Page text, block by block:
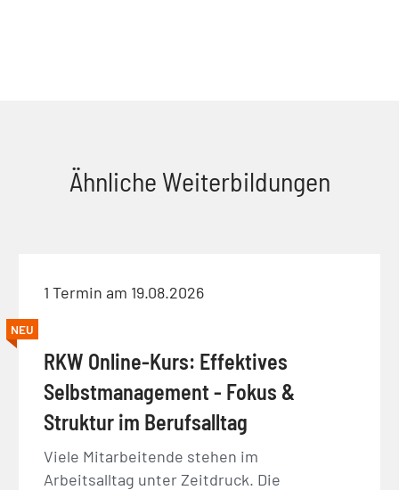
Ähnliche Weiterbildungen
1 Termin am 19.08.2026
NEU
RKW Online-Kurs: Effektives
Selbstmanagement - Fokus &
Struktur im Berufsalltag
Viele Mitarbeitende stehen im
Arbeitsalltag unter Zeitdruck. Die